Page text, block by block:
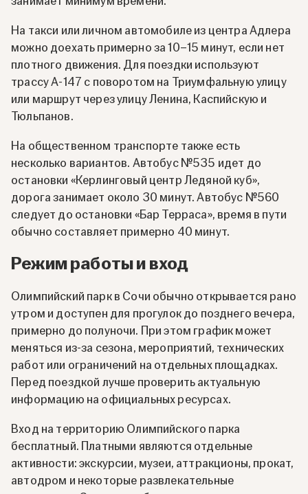
На такси или личном автомобиле из центра Адлера
можно доехать примерно за 10–15 минут, если нет
плотного движения. Для поездки используют
трассу А-147 с поворотом на Триумфальную улицу
или маршрут через улицу Ленина, Каспийскую и
Тюльпанов.
На общественном транспорте также есть
несколько вариантов. Автобус №535 идет до
остановки «Керлинговый центр Ледяной куб»,
дорога занимает около 30 минут. Автобус №560
следует до остановки «Бар Терраса», время в пути
обычно составляет примерно 40 минут.
Режим работы и вход
Олимпийский парк в Сочи обычно открывается рано
утром и доступен для прогулок до позднего вечера,
примерно до полуночи. При этом график может
меняться из-за сезона, мероприятий, технических
работ или ограничений на отдельных площадках.
Перед поездкой лучше проверить актуальную
информацию на официальных ресурсах.
Вход на территорию Олимпийского парка
бесплатный. Платными являются отдельные
активности: экскурсии, музеи, аттракционы, прокат,
автодром и некоторые развлекательные